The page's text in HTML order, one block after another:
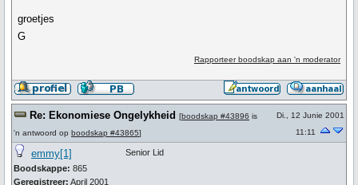
groetjes
G
Rapporteer boodskap aan 'n moderator
Re: Ekonomiese Ongelykheid [boodskap #43896 is
'n antwoord op boodskap #43865]
Di., 12 Junie 2001
11:11
emmy[1]
Boodskappe: 865
Geregistreer: April 2001
Senior Lid